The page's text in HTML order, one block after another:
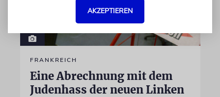
FRANKREICH
Eine Abrechnung mit dem
Judenhass der neuen Linken
AKZEPTIEREN